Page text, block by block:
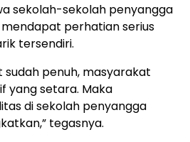
sekolah-sekolah penyangga
mendapat perhatian serius
tersendiri.
sudah penuh, masyarakat
yang setara. Maka
di sekolah penyangga
tegasnya.